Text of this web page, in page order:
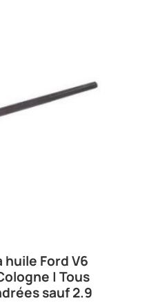
huile Ford V6
| Tous
sauf 2.9